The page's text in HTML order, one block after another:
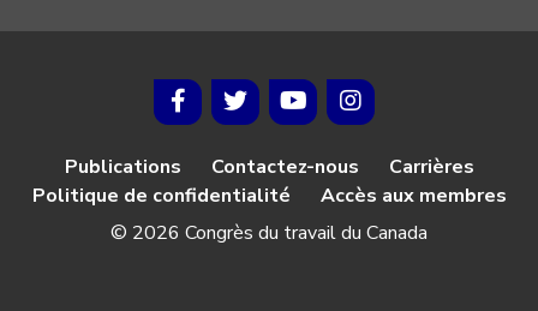
Publications Contactez-nous
Carrières
Politique de confidentialité
Accès aux membres
© 2026 Congrès du travail du Canada